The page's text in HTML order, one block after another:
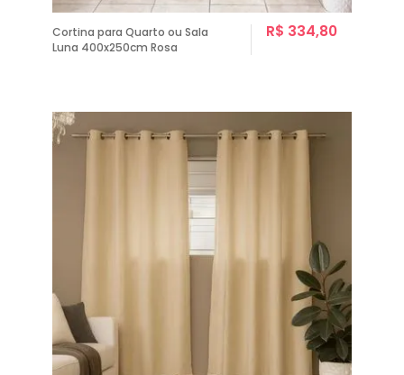
Cortina para Quarto ou Sala
Luna 400x250cm Rosa
R$ 334,80